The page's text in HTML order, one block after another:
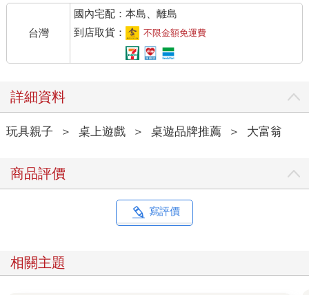
台灣
國內宅配：本島、離島
到店取貨：
不限金額免運費
詳細資料
玩具親子 ＞ 桌上遊戲 ＞ 桌遊品牌推薦 ＞ 大富翁
商品評價
寫評價
相關主題